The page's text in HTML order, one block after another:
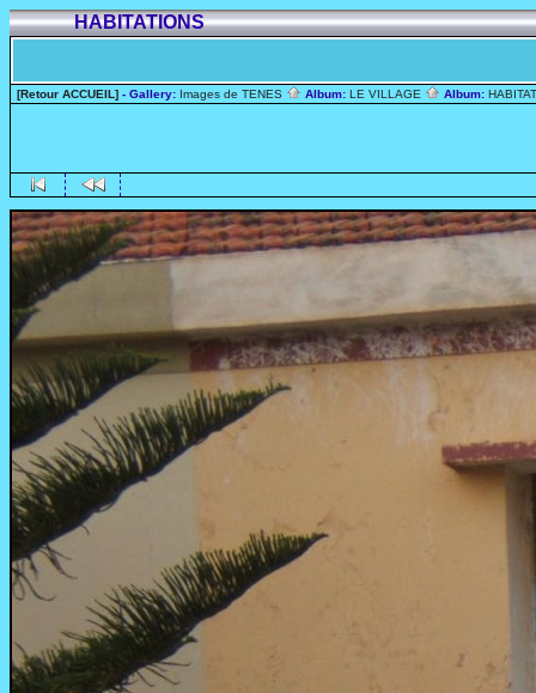
HABITATIONS
[Retour ACCUEIL] - Gallery: Images de TENES Album: LE VILLAGE Album: